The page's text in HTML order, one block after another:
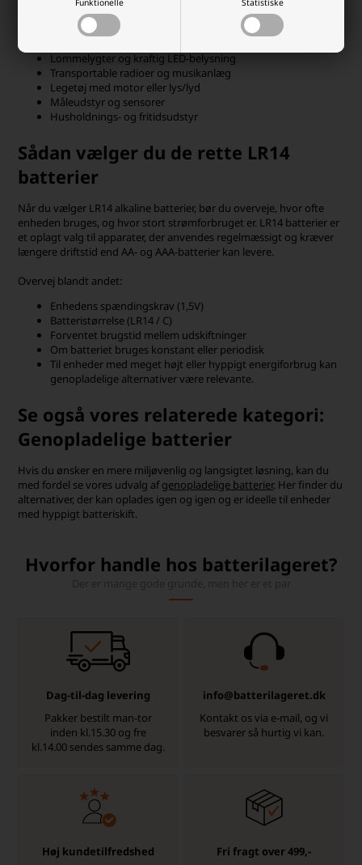
Funktionelle Statistiske
tid uden batteriskift.
Typiske anvendelser inkluderer:
Lommelygter og kraftig LED-belysning
Transportable radioer og musikanlæg
Legetøj med motor eller lys/lyd
Måleudstyr og sensorer
Husholdnings- og fritidsudstyr
Sådan vælger du de rette LR14
batterier
Når du vælger LR14 alkaline batterier, bør du overveje, hvor ofte
enheden bruges, og hvor stort strømforbruget er. LR14 batterier er
et oplagt valg til apparater, der anvendes regelmæssigt og kræver
længere driftstid end AA- og AAA-batterier kan levere.
Overvej blandt andet:
Enhedens spændingskrav (1,5V)
Batteristørrelse (LR14 / C)
Forventet brugstid mellem udskiftninger
Om batteriet bruges konstant eller periodisk
Til enheder med meget højt eller hyppigt energiforbrug kan
genopladelige alternativer være relevante.
Se også vores relaterede kategori:
Genopladelige batterier
Hvis du ønsker en mere miljøvenlig og langsigtet løsning, kan du
med fordel se vores udvalg afgenopladelige batterier. Her finder du
alternativer, der kan oplades igen og igen og er ideelle til enheder
med hyppigt batteriskift.
Hvorfor handle hos batterilageret?
Dag-til-dag levering
Pakker bestilt man-tor
inden kl.15.30 og fre
kl.14.00 sendes samme dag.
info@batterilageret.dk
Kontakt os via e-mail, og vi
besvarer så hurtig vi kan.
Høj kundetilfredshed
Fri fragt over 499,-